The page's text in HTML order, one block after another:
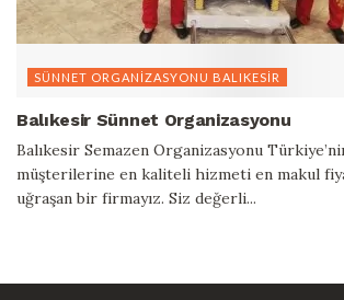
SÜNNET ORGANIZASYONU BALIKESIR
Balıkesir Sünnet Organizasyonu
Balıkesir Semazen Organizasyonu
müşterilerine en kaliteli hizmeti en makul
uğraşan bir firmayız. Siz değerli...